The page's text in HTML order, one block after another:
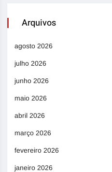
Arquivos
agosto 2026
julho 2026
junho 2026
maio 2026
abril 2026
março 2026
fevereiro 2026
janeiro 2026